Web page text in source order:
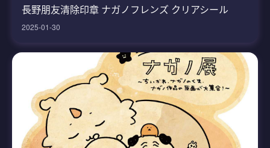
長野朋友清除印章 ナガノフレンズ クリアシール
2025-01-30